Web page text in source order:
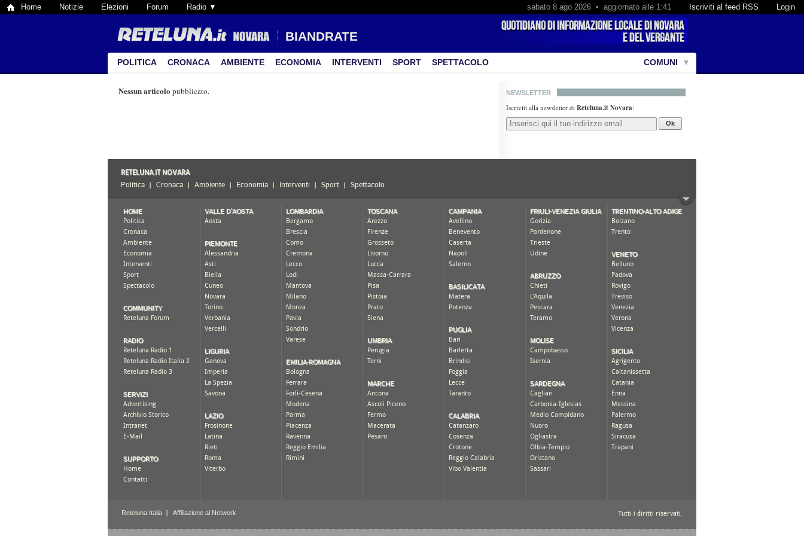
Home Notizie Elezioni Forum Radio ▼ Login
Iscriviti al feed RSS
sabato 8 ago 2026 • aggiornato alle 1:41
BIANDRATE
POLITICA CRONACA AMBIENTE ECONOMIA INTERVENTI SPORT SPETTACOLO COMUNI
NEWSLETTER
Iscriviti alla newsletter di Reteluna.it Novara:
Ok
Nessun articolo pubblicato.